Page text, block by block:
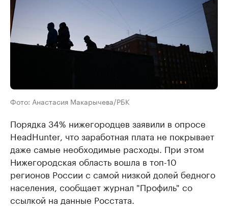
Фото: Анастасия Макарычева/РБК
Порядка 34% нижегородцев заявили в опросе
HeadHunter, что заработная плата не покрывает
даже самые необходимые расходы. При этом
Нижегородская область вошла в топ-10
регионов России с самой низкой долей бедного
населения, сообщает журнал "Профиль" со
ссылкой на данные Росстата.